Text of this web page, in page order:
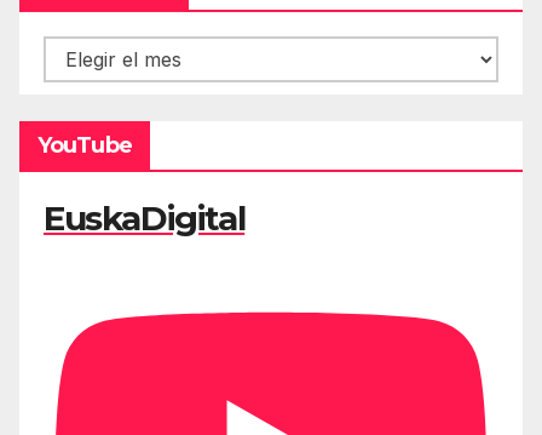
Hemeroteca
YouTube
EuskaDigital